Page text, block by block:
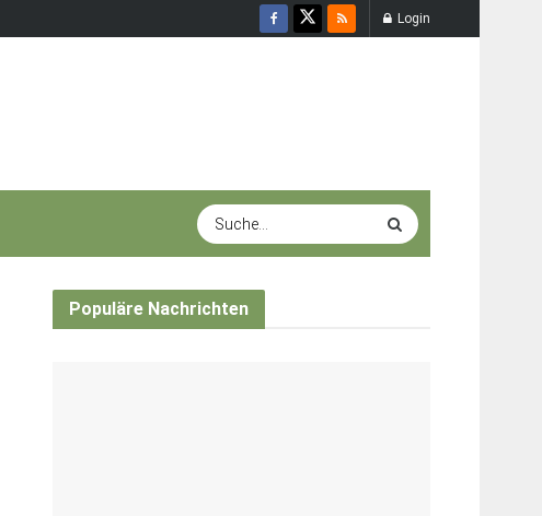
Login
Populäre Nachrichten